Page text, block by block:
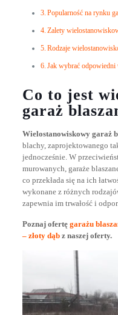
Popularność na rynku
Zalety
Rodzaje
Jak wybrać odpowiedni
Co to jest
garaż
Wielostanowiskowy garaż
blachy, zaprojektowanego
jednocześnie. W
murowanych, garaże
co przekłada się na ich
wykonane z różnych
zapewnia im trwałość i
Poznaj ofertę garażu
– złoty dąbz naszej oferty.